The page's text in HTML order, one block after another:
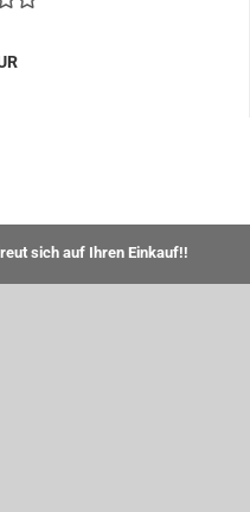
sich auf Ihren Einkauf!!